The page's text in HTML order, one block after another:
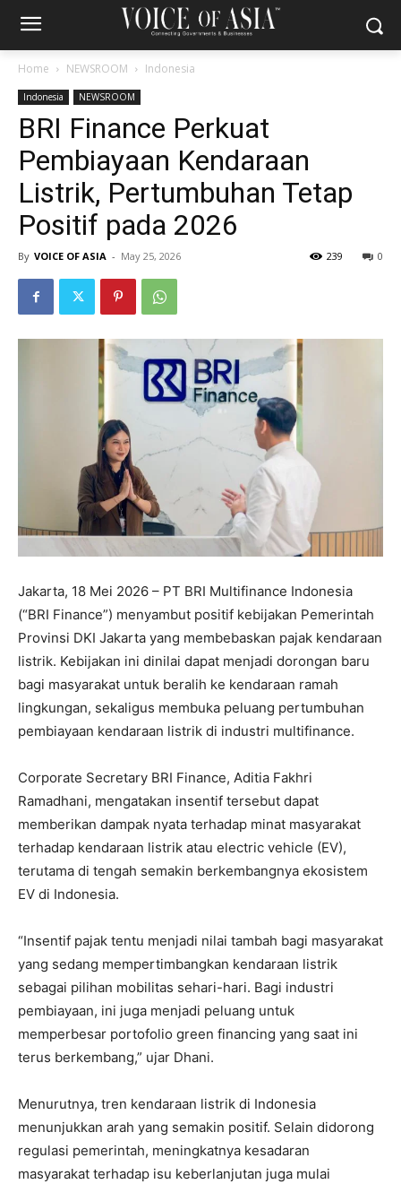
Home NEWSROOM Indonesia
Indonesia NEWSROOM
BRI Finance Perkuat
Pembiayaan Kendaraan
Listrik, Pertumbuhan Tetap
Positif pada 2026
By VOICE OF ASIA - May 25, 2026 0
239
Jakarta, 18 Mei 2026 – PT BRI Multifinance Indonesia
(“BRI Finance”) menyambut positif kebijakan Pemerintah
Provinsi DKI Jakarta yang membebaskan pajak kendaraan
listrik. Kebijakan ini dinilai dapat menjadi dorongan baru
bagi masyarakat untuk beralih ke kendaraan ramah
lingkungan, sekaligus membuka peluang pertumbuhan
pembiayaan kendaraan listrik di industri multifinance.
Corporate Secretary BRI Finance, Aditia Fakhri
Ramadhani, mengatakan insentif tersebut dapat
memberikan dampak nyata terhadap minat masyarakat
terhadap kendaraan listrik atau electric vehicle (EV),
terutama di tengah semakin berkembangnya ekosistem
EV di Indonesia.
“Insentif pajak tentu menjadi nilai tambah bagi masyarakat
yang sedang mempertimbangkan kendaraan listrik
sebagai pilihan mobilitas sehari-hari. Bagi industri
pembiayaan, ini juga menjadi peluang untuk
memperbesar portofolio green financing yang saat ini
terus berkembang,” ujar Dhani.
Menurutnya, tren kendaraan listrik di Indonesia
menunjukkan arah yang semakin positif. Selain didorong
regulasi pemerintah, meningkatnya kesadaran
masyarakat terhadap isu keberlanjutan juga mulai